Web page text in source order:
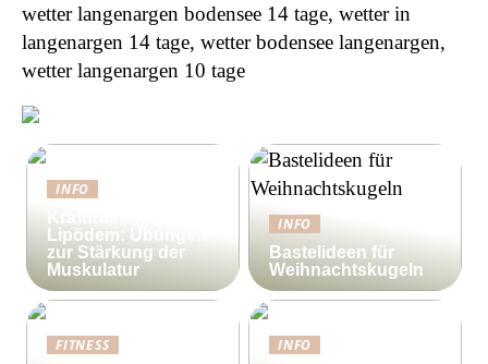
wetter langenargen bodensee 14 tage, wetter in
langenargen 14 tage, wetter bodensee langenargen,
wetter langenargen 10 tage
INFO
Lipödem: Übungen
zur Stärkung der
Muskulatur
INFO
Bastelideen für
Weihnachtskugeln
FITNESS INFO